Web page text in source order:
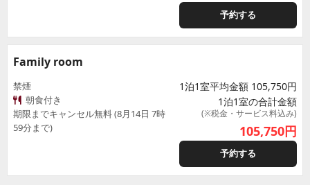
予約する
Family room
禁煙
朝食付き
期限までキャンセル無料 (8月14日 7時
59分まで)
1泊1室平均金額 105,750円
1泊1室の合計金額
(※税金・サービス料込み)
105,750円
予約する